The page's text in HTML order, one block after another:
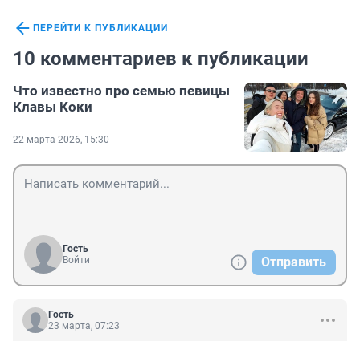
ПЕРЕЙТИ К ПУБЛИКАЦИИ
10 комментариев к публикации
Что известно про семью певицы
Клавы Коки
22 марта 2026, 15:30
Гость
Войти
Отправить
Гость
23 марта, 07:23